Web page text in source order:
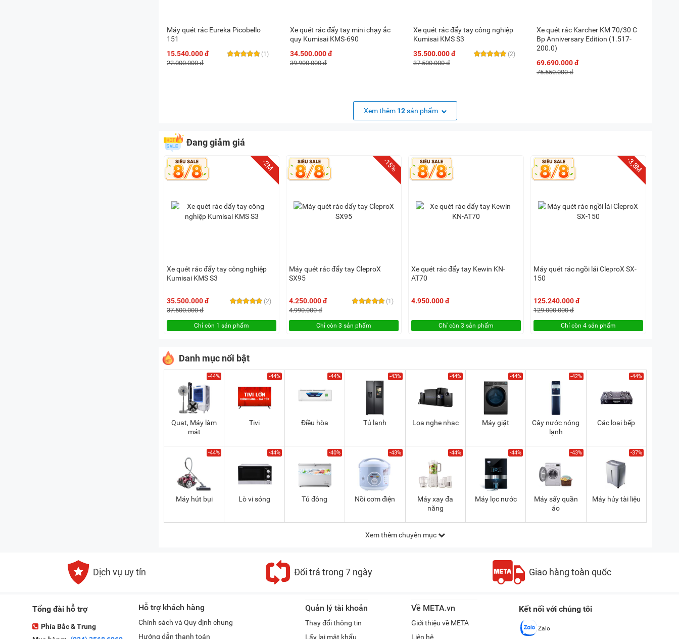
Máy quét rác Eureka Picobello
151
(1)
15.540.000 đ
22.000.000 đ
Xe quét rác đẩy tay mini chạy ắc
quy Kumisai KMS-690
34.500.000 đ
39.900.000 đ
Xe quét rác đẩy tay công nghiệp
Kumisai KMS S3
(2)
35.500.000 đ
37.500.000 đ
Xe quét rác Karcher KM 70/30 C
Bp Anniversary Edition (1.517-
200.0)
69.690.000 đ
75.550.000 đ
Xem thêm 12sản phẩm
Đang giảm giá
-2M
Xe quét rác đẩy tay công nghiệp
Kumisai KMS S3
(2)
35.500.000 đ
37.500.000 đ
Chỉ còn 1 sản phẩm
-15%
Máy quét rác đẩy tay CleproX
SX95
(1)
4.250.000 đ
4.990.000 đ
Chỉ còn 3 sản phẩm
Xe quét rác đẩy tay Kewin KN-
AT70
4.950.000 đ
Chỉ còn 3 sản phẩm
-3,8M
Máy quét rác ngồi lái CleproX SX-
150
125.240.000 đ
129.000.000 đ
Chỉ còn 4 sản phẩm
Danh mục nổi bật
-44%
Quạt, Máy làm
mát
-44%
Tivi
-44%
Điều hòa
-43%
Tủ lạnh
-44%
Loa nghe nhạc
-44%
Máy giặt
-42%
Cây nước nóng
lạnh
-44%
Các loại bếp
-44%
Máy hút bụi
-44%
Lò vi sóng
-40%
Tủ đông
-43%
Nồi cơm điện
-44%
Máy xay đa
năng
-44%
Máy lọc nước
-43%
Máy sấy quần
áo
-37%
Máy hủy tài liệu
Xem thêm chuyên mục
Dịch vụ uy tín Đổi trả trong 7 ngày Giao hàng toàn quốc
Tổng đài hỗ trợ
Phía Bắc & Trung
Kết nối với chúng tôi
Zalo
Hỗ trợ khách hàng
Chính sách và Quy định chung
Hướng dẫn thanh toán
Quản lý tài khoản
Thay đổi thông tin
Lấy lại mật khẩu
Về META.vn
Giới thiệu về META
Liên hệ